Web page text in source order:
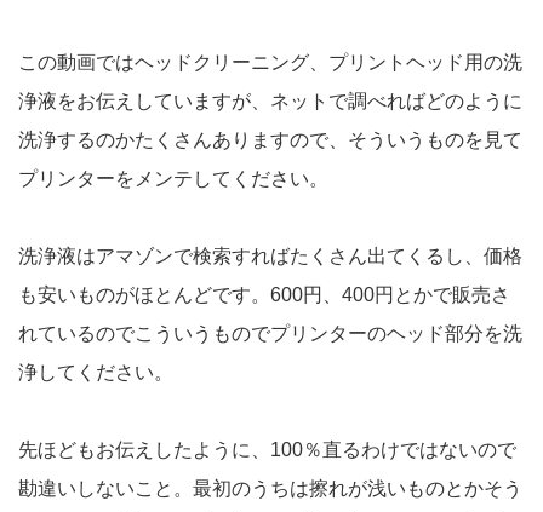
この動画ではヘッドクリーニング、プリントヘッド用の洗
浄液をお伝えしていますが、ネットで調べればどのように
洗浄するのかたくさんありますので、そういうものを見て
プリンターをメンテしてください。
洗浄液はアマゾンで検索すればたくさん出てくるし、価格
も安いものがほとんどです。600円、400円とかで販売さ
れているのでこういうものでプリンターのヘッド部分を洗
浄してください。
先ほどもお伝えしたように、100％直るわけではないので
勘違いしないこと。最初のうちは擦れが浅いものとかそう